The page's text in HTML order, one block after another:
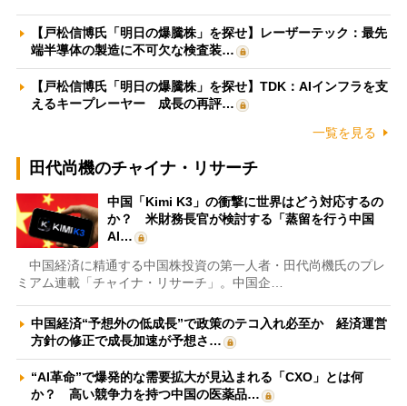
【戸松信博氏「明日の爆騰株」を探せ】レーザーテック：最先
端半導体の製造に不可欠な検査装…
【戸松信博氏「明日の爆騰株」を探せ】TDK：AIインフラを支
えるキープレーヤー 成長の再評…
一覧を見る
田代尚機のチャイナ・リサーチ
中国「Kimi K3」の衝撃に世界はどう対応するの
か？ 米財務長官が検討する「蒸留を行う中国
AI…
中国経済に精通する中国株投資の第一人者・田代尚機氏のプレ
ミアム連載「チャイナ・リサーチ」。中国企…
中国経済“予想外の低成長”で政策のテコ入れ必至か 経済運営
方針の修正で成長加速が予想さ…
“AI革命”で爆発的な需要拡大が見込まれる「CXO」とは何
か？ 高い競争力を持つ中国の医薬品…